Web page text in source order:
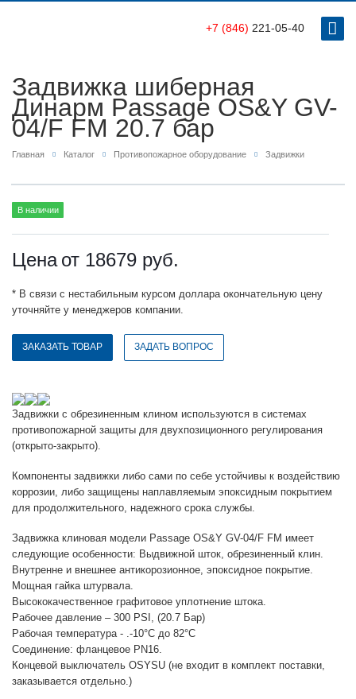
+7 (846) 221-05-40
Задвижка шиберная
Динарм Passage OS&Y GV-
04/F FM 20.7 бар
Главная Каталог Противопожарное оборудование Задвижки
В наличии
Цена от 18679 руб.
* В связи с нестабильным курсом доллара окончательную цену
уточняйте у менеджеров компании.
ЗАКАЗАТЬ ТОВАР ЗАДАТЬ ВОПРОС
Задвижки с обрезиненным клином используются в системах
противопожарной защиты для двухпозиционного регулирования
(открыто-закрыто).
Компоненты задвижки либо сами по себе устойчивы к воздействию
коррозии, либо защищены наплавляемым эпоксидным покрытием
для продолжительного, надежного срока службы.
Задвижка клиновая модели Passage OS&Y GV-04/F FM имеет
следующие особенности: Выдвижной шток, обрезиненный клин.
Внутренне и внешнее антикорозионное, эпоксидное покрытие.
Мощная гайка штурвала.
Высококачественное графитовое уплотнение штока.
Рабочее давление – 300 PSI, (20.7 Бар)
Рабочая температура - .-10°С до 82°С
Соединение: фланцевое PN16.
Концевой выключатель OSYSU (не входит в комплект поставки,
заказывается отдельно.)